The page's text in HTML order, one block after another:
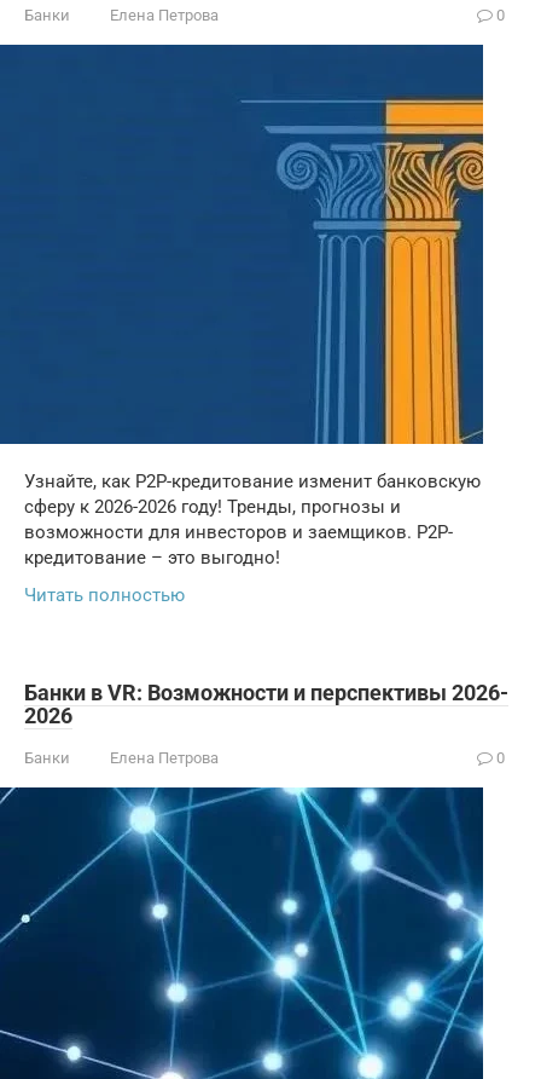
Банки Елена Петрова 0
Узнайте, как P2P-кредитование изменит банковскую
сферу к 2026-2026 году! Тренды, прогнозы и
возможности для инвесторов и заемщиков. P2P-
кредитование – это выгодно!
Читать полностью
Банки в VR: Возможности и перспективы 2026-
2026
Банки Елена Петрова 0